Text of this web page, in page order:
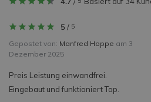
5/ 5
Gepostet von: Manfred Hoppe am 3
Dezember 2025
Preis Leistung einwandfrei.
Eingebaut und funktioniert Top.